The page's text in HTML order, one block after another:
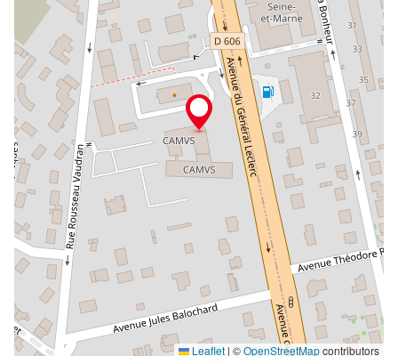
Leaflet | ©OpenStreetMapcontributors